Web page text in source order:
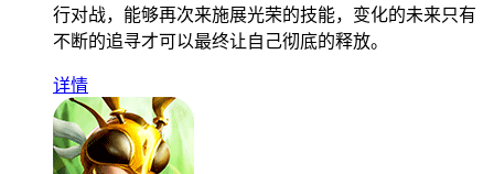
行对战，能够再次来施展光荣的技能，变化的未来只有
不断的追寻才可以最终让自己彻底的释放。
详情